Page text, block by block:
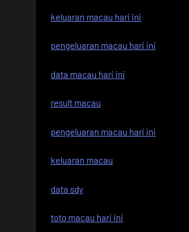
keluaran macau hari ini
pengeluaran macau hari ini
data macau hari ini
result macau
pengeluaran macau hari ini
keluaran macau
data sdy
toto macau hari ini